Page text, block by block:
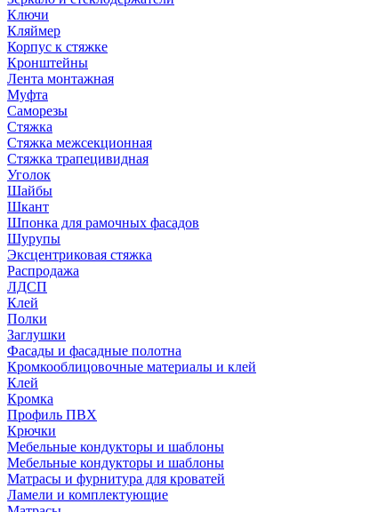
Ключи
Кляймер
Корпус к стяжке
Кронштейны
Лента монтажная
Муфта
Саморезы
Стяжка
Стяжка межсекционная
Стяжка трапецивидная
Уголок
Шайбы
Шкант
Шпонка для рамочных фасадов
Шурупы
Эксцентриковая стяжка
Распродажа
ЛДСП
Клей
Полки
Заглушки
Фасады и фасадные полотна
Кромкооблицовочные материалы и клей
Клей
Кромка
Профиль ПВХ
Крючки
Мебельные кондукторы и шаблоны
Мебельные кондукторы и шаблоны
Матрасы и фурнитура для кроватей
Ламели и комплектующие